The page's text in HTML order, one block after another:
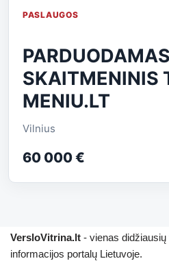
PASLAUGOS
SKAITMENINIS
MENIU.LT
Vilnius
60 000 €
VersloVitrina.lt - vienas
informacijos portalų Lietuvoje.